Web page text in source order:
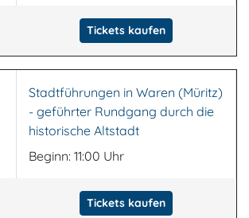
Tickets kaufen
Stadtführungen in Waren (Müritz)
- geführter Rundgang durch die
historische Altstadt
Beginn: 11:00 Uhr
Tickets kaufen